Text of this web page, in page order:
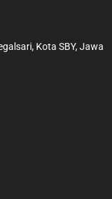
Kota SBY, Jawa